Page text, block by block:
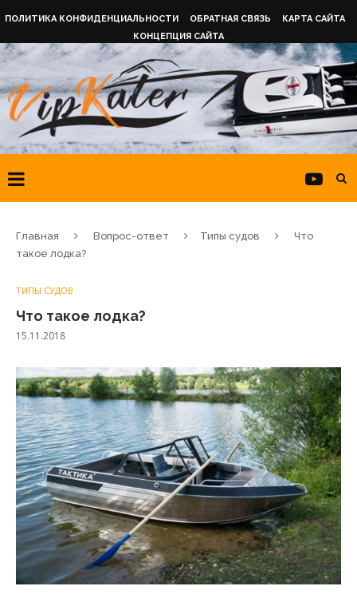
ПОЛИТИКА КОНФИДЕНЦИАЛЬНОСТИ ОБРАТНАЯ СВЯЗЬ
КАРТА САЙТА
КОНЦЕПЦИЯ САЙТА
Главная Вопрос-ответ Типы судов
Что
такое лодка?
ТИПЫ СУДОВ
Что такое лодка?
15.11.2018